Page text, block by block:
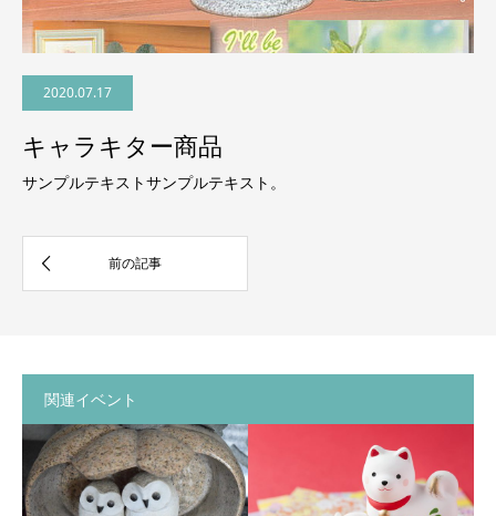
2020.07.17
キャラキター商品
サンプルテキストサンプルテキスト。
関連イベント